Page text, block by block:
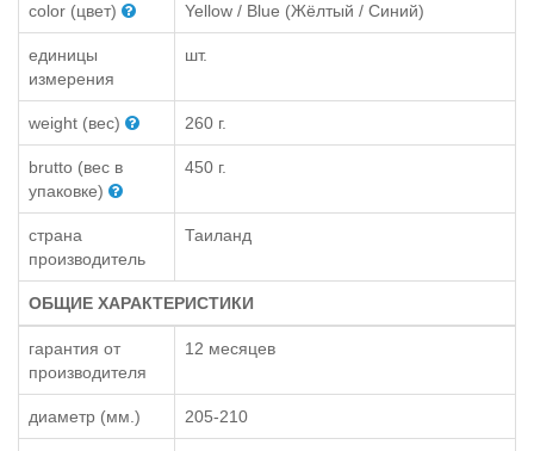
color (цвет) Yellow / Blue (Жёлтый / Синий)
единицы
измерения
шт.
weight (вес) 260 г.
brutto (вес в
упаковке)
450 г.
страна
производитель
Таиланд
ОБЩИЕ ХАРАКТЕРИСТИКИ
гарантия от
производителя
12 месяцев
диаметр (мм.) 205-210